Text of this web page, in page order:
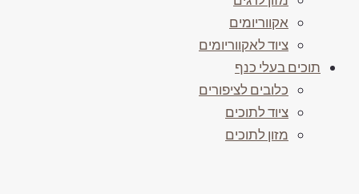
אקווריומים
ציוד לאקווריומים
תוכים בעלי כנף
כלובים לציפורים
ציוד לתוכים
מזון לתוכים